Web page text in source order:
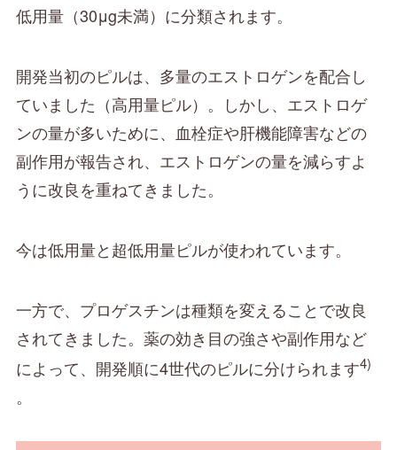
低用量（30μg未満）に分類されます。
開発当初のピルは、多量のエストロゲンを配合し
ていました（高用量ピル）。しかし、エストロゲ
ンの量が多いために、血栓症や肝機能障害などの
副作用が報告され、エストロゲンの量を減らすよ
うに改良を重ねてきました。
今は低用量と超低用量ピルが使われています。
一方で、プロゲスチンは種類を変えることで改良
されてきました。薬の効き目の強さや副作用など
によって、開発順に4世代のピルに分けられます4)
。